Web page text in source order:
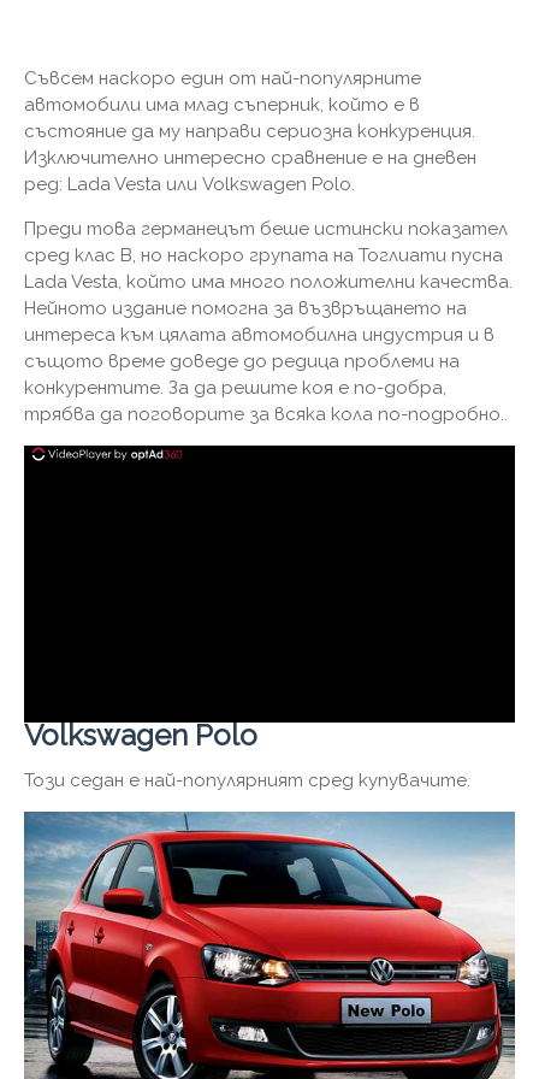
Съвсем наскоро един от най-популярните
автомобили има млад съперник, който е в
състояние да му направи сериозна конкуренция.
Изключително интересно сравнение е на дневен
ред: Lada Vesta или Volkswagen Polo.
Преди това германецът беше истински показател
сред клас В, но наскоро групата на Тоглиати пусна
Lada Vesta, който има много положителни качества.
Нейното издание помогна за възвръщането на
интереса към цялата автомобилна индустрия и в
същото време доведе до редица проблеми на
конкурентите. За да решите коя е по-добра,
трябва да поговорите за всяка кола по-подробно..
Volkswagen Polo
Този седан е най-популярният сред купувачите.